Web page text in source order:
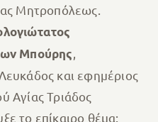
Μητροπόλεως.
Μπούρης,
και εφημέριος
Αγίας Τριάδος
το επίκαιρο θέμα: